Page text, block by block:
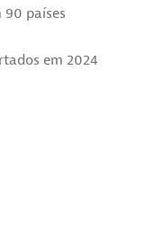
90 países
em 2024